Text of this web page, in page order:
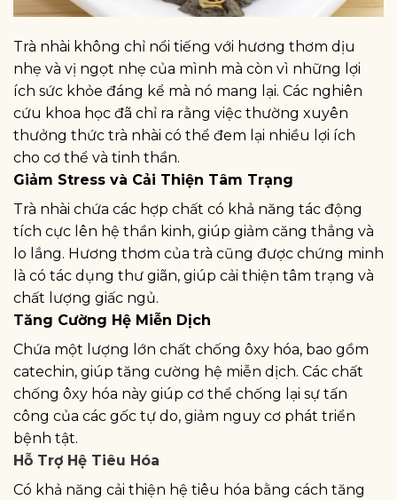
Trà nhài không chỉ nổi tiếng với hương thơm dịu
nhẹ và vị ngọt nhẹ của mình mà còn vì những lợi
ích sức khỏe đáng kể mà nó mang lại. Các nghiên
cứu khoa học đã chỉ ra rằng việc thường xuyên
thưởng thức trà nhài có thể đem lại nhiều lợi ích
cho cơ thể và tinh thần.
Giảm Stress và Cải Thiện Tâm Trạng
Trà nhài chứa các hợp chất có khả năng tác động
tích cực lên hệ thần kinh, giúp giảm căng thẳng và
lo lắng. Hương thơm của trà cũng được chứng minh
là có tác dụng thư giãn, giúp cải thiện tâm trạng và
chất lượng giấc ngủ.
Tăng Cường Hệ Miễn Dịch
Chứa một lượng lớn chất chống ôxy hóa, bao gồm
catechin, giúp tăng cường hệ miễn dịch. Các chất
chống ôxy hóa này giúp cơ thể chống lại sự tấn
công của các gốc tự do, giảm nguy cơ phát triển
bệnh tật.
Hỗ Trợ Hệ Tiêu Hóa
Có khả năng cải thiện hệ tiêu hóa bằng cách tăng